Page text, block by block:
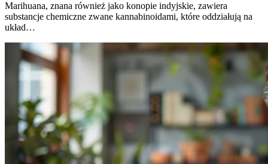
Marihuana, znana również jako konopie indyjskie, zawiera
substancje chemiczne zwane kannabinoidami, które oddziałują na
układ…